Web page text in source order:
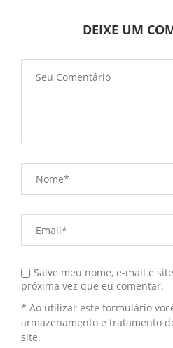
DEIXE UM
Salve meu nome, e-mail e
próxima vez que eu comentar.
* Ao utilizar este formulário
armazenamento e tratamento
site.